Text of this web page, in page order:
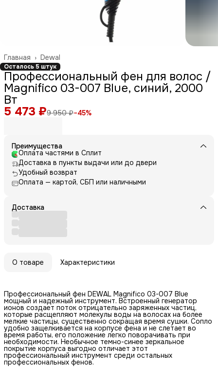
Dewal
Главная ›
Осталось 5 штук
Профессиональный фен для волос /
Magnifico 03-007 Blue, синий, 2000
Вт
5 473 ₽9 950 ₽−45%
Преимущества
Оплата частями в Сплит
Доставка в пункты выдачи или до двери
Удобный возврат
Оплата — картой, СБП или наличными
Доставка
О товаре Характеристики
Профессиональный фен DEWAL Magnifico 03-007 Blue
мощный и надежный инструмент. Встроенный генератор
ионов создает поток отрицательно заряженных частиц,
которые расщепляют молекулы воды на волосах на более
мелкие частицы, существенно сокращая время сушки. Сопло
удобно защелкивается на корпусе фена и не слетает во
время работы, его положение легко поворачивать при
необходимости. Необычное темно-синее зеркальное
покрытие корпуса выгодно отличает этот
профессиональный инструмент среди остальных
профессиональных фенов.